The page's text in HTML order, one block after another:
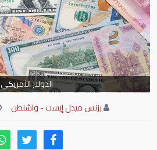
الدولار الأمريكي
بزنس ميدل إيست - واشنطن